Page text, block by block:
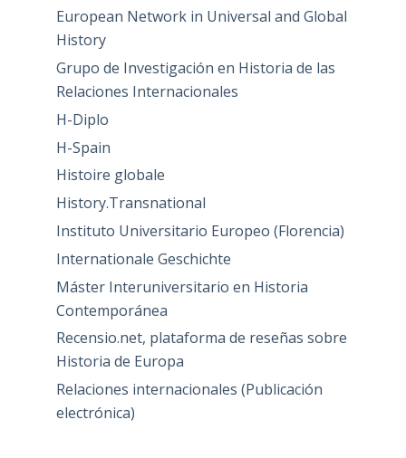
European Network in Universal and Global
History
Grupo de Investigación en Historia de las
Relaciones Internacionales
H-Diplo
H-Spain
Histoire globale
History.Transnational
Instituto Universitario Europeo (Florencia)
Internationale Geschichte
Máster Interuniversitario en Historia
Contemporánea
Recensio.net, plataforma de reseñas sobre
Historia de Europa
Relaciones internacionales (Publicación
electrónica)